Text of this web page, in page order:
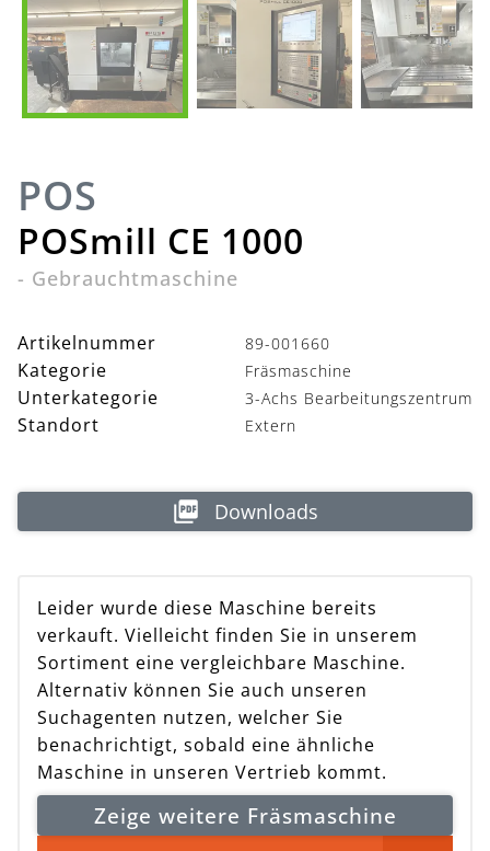
POS
POSmill CE 1000
- Gebrauchtmaschine
Artikelnummer 89-001660
Kategorie Fräsmaschine
Unterkategorie 3-Achs Bearbeitungszentrum
Standort Extern
Downloads
Leider wurde diese Maschine bereits
verkauft. Vielleicht finden Sie in unserem
Sortiment eine vergleichbare Maschine.
Alternativ können Sie auch unseren
Suchagenten nutzen, welcher Sie
benachrichtigt, sobald eine ähnliche
Maschine in unseren Vertrieb kommt.
Zeige weitere Fräsmaschine